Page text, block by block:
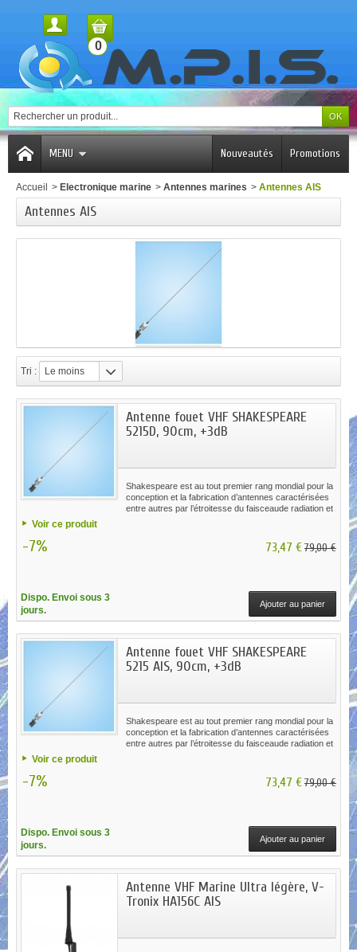
0
MENU Promotions
Nouveautés
Accueil > Electronique marine > Antennes marines > Antennes AIS
Antennes AIS
Tri :
Le moins
cher
Antenne fouet VHF SHAKESPEARE
5215D, 90cm, +3dB
Shakespeare est au tout premier rang mondial pour la
conception et la fabrication d’antennes caractérisées
entre autres par l’étroitesse du faisceaude radiation et
Voir ce produit
-7% 73,47 €79,00 €
Dispo. Envoi sous 3
jours.
Ajouter au panier
Antenne fouet VHF SHAKESPEARE
5215 AIS, 90cm, +3dB
Shakespeare est au tout premier rang mondial pour la
conception et la fabrication d’antennes caractérisées
entre autres par l’étroitesse du faisceaude radiation et
Voir ce produit
-7% 73,47 €79,00 €
Dispo. Envoi sous 3
jours.
Ajouter au panier
Antenne VHF Marine Ultra légère, V-
Tronix HA156C AIS